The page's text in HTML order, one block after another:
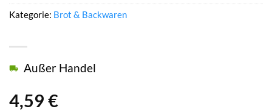
4,59 €
Außer Handel
Kategorie: Brot & Backwaren